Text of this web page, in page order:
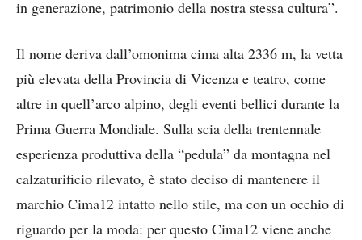
in generazione, patrimonio della nostra stessa cultura”.
Il nome deriva dall’omonima cima alta 2336 m, la vetta
più elevata della Provincia di Vicenza e teatro, come
altre in quell’arco alpino, degli eventi bellici durante la
Prima Guerra Mondiale. Sulla scia della trentennale
esperienza produttiva della “pedula” da montagna nel
calzaturificio rilevato, è stato deciso di mantenere il
marchio Cima12 intatto nello stile, ma con un occhio di
riguardo per la moda: per questo Cima12 viene anche